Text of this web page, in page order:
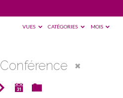
VUES CATÉGORIES MOIS
Conférence